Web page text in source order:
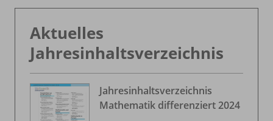
Aktuelles
Jahresinhaltsverzeichnis
Jahresinhaltsverzeichnis
Mathematik differenziert 2024